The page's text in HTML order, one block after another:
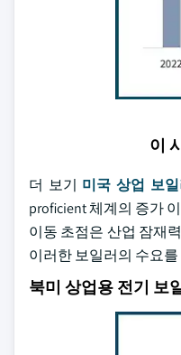
이
더 보기 미국 상업 보
proficient 체계의 증가
이동 초점은 산업 잠재
이러한 보일러의 수요
북미 상업용 전기 보